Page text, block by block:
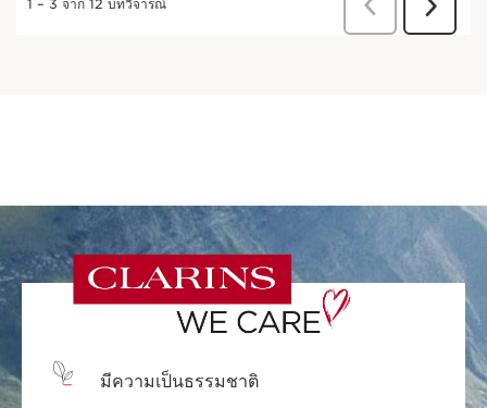
มีความเป็นธรรมชาติ